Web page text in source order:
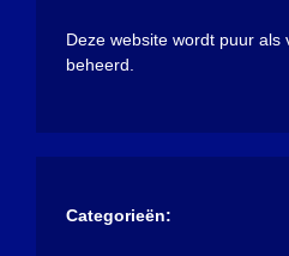
Deze website wordt puur als
beheerd.
Categorieën: